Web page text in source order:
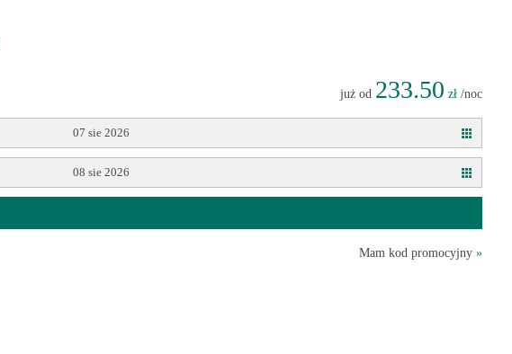
już od 233.50 zł /noc
07 sie 2026
08 sie 2026
Mam kod promocyjny »